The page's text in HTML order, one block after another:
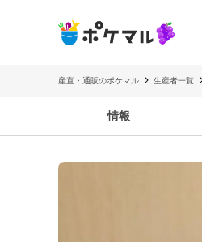
産直・通販のポケマル 生産者一覧
情報